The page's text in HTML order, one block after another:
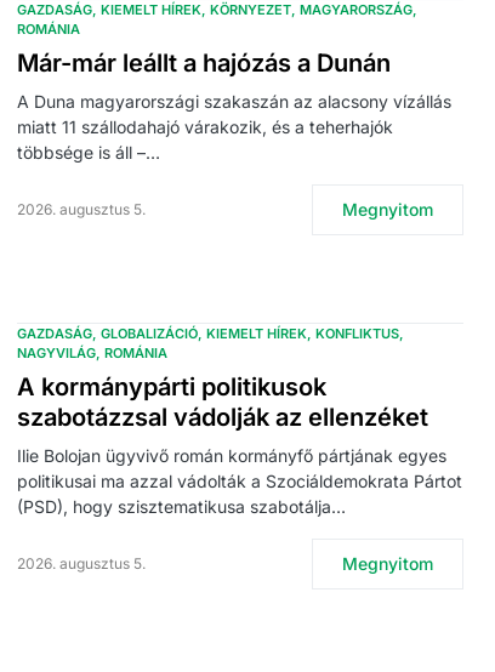
GAZDASÁG KIEMELT HÍREK KÖRNYEZET MAGYARORSZÁG
ROMÁNIA
Már-már leállt a hajózás a Dunán
A Duna magyarországi szakaszán az alacsony vízállás
miatt 11 szállodahajó várakozik, és a teherhajók
többsége is áll –…
2026. augusztus 5. Megnyitom
GAZDASÁG GLOBALIZÁCIÓ KIEMELT HÍREK KONFLIKTUS
NAGYVILÁG ROMÁNIA
A kormánypárti politikusok
szabotázzsal vádolják az ellenzéket
Ilie Bolojan ügyvivő román kormányfő pártjának egyes
politikusai ma azzal vádolták a Szociáldemokrata Pártot
(PSD), hogy szisztematikusa szabotálja…
2026. augusztus 5. Megnyitom